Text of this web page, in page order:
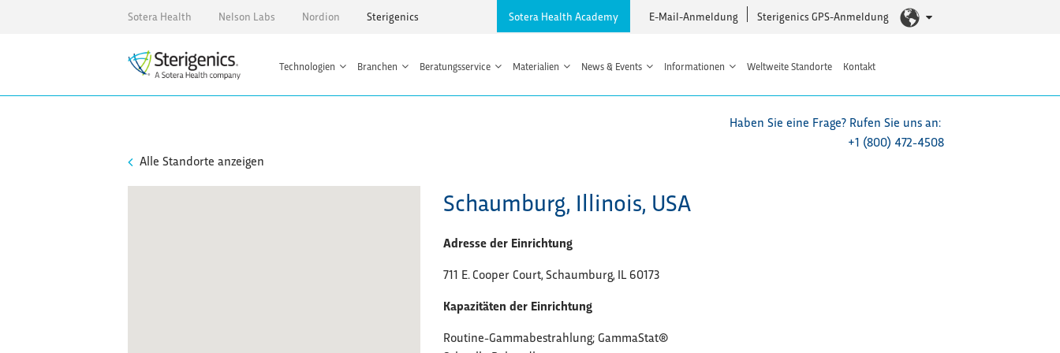
Sotera Health Nelson Labs Nordion Sterigenics Sotera Health Academy E-Mail-Anmeldung Sterigenics GPS-Anmeldung
Technologien Branchen Beratungsservice Materialien News & Events Informationen Weltweite Standorte Kontakt
Haben Sie eine Frage? Rufen Sie uns an:
+1 (800) 472-4508
Alle Standorte anzeigen
Schaumburg, Illinois, USA
Adresse der Einrichtung
711 E. Cooper Court, Schaumburg, IL 60173
Kapazitäten der Einrichtung
Routine-Gammabestrahlung; GammaStat®